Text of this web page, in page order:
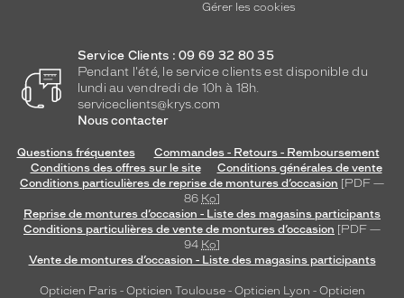
Gérer les cookies
Service Clients : 09 69 32 80 35
Pendant l'été, le service clients est disponible du
lundi au vendredi de 10h à 18h.
serviceclients@krys.com
Nous contacter
Questions fréquentes
Commandes - Retours - Remboursement
Conditions des offres sur le site
Conditions générales de vente
Conditions particulières de reprise de montures d’occasion [PDF —
86 Ko]
Reprise de montures d’occasion - Liste des magasins participants
Conditions particulières de vente de montures d’occasion [PDF —
94 Ko]
Vente de montures d’occasion - Liste des magasins participants
Opticien Paris - Opticien Toulouse- Opticien Lyon - Opticien